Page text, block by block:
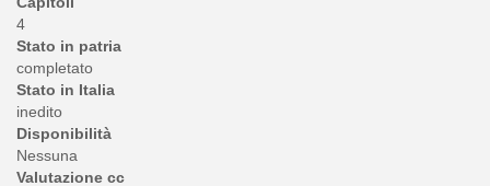
4
Stato in patria
completato
Stato in Italia
inedito
Disponibilità
Nessuna
Valutazione cc